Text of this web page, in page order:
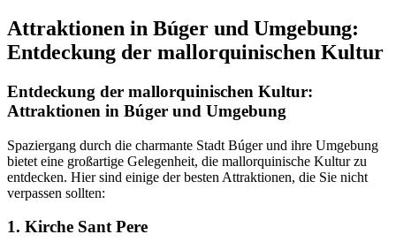
Attraktionen in Búger und Umgebung:
Entdeckung der mallorquinischen Kultur
Entdeckung der mallorquinischen Kultur:
Attraktionen in Búger und Umgebung
Spaziergang durch die charmante Stadt Búger und ihre Umgebung
bietet eine großartige Gelegenheit, die mallorquinische Kultur zu
entdecken. Hier sind einige der besten Attraktionen, die Sie nicht
verpassen sollten:
1. Kirche Sant Pere